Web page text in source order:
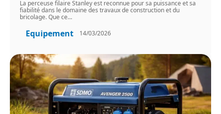
La perceuse filaire Stanley est reconnue pour sa puissance et sa
fiabilité dans le domaine des travaux de construction et du
bricolage. Que ce…
Equipement 14/03/2026